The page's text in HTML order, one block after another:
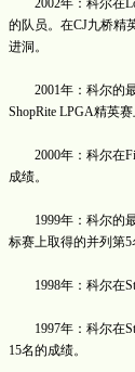
2002年：科尔在
的队员。在CJ九桥精
进洞。
2001年：科尔的最
ShopRite LPGA精英
2000年：科尔在
成绩。
1999年：科尔的最
标赛上取得的并列第5
1998年：科尔在
1997年：科尔在
15名的成绩。